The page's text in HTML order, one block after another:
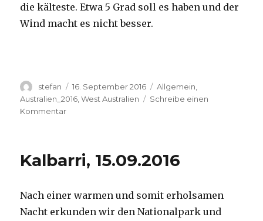
die kälteste. Etwa 5 Grad soll es haben und der
Wind macht es nicht besser.
Autor
stefan
Veröffentlicht
am
16. September 2016 Kategorien
Allgemein
Australien_2016 ,West Australien
Schreibe einen
Kommentarzu
Kalbarri, 15.09.2016
Nach einer warmen und somit erholsamen
Nacht erkunden wir den Nationalpark und